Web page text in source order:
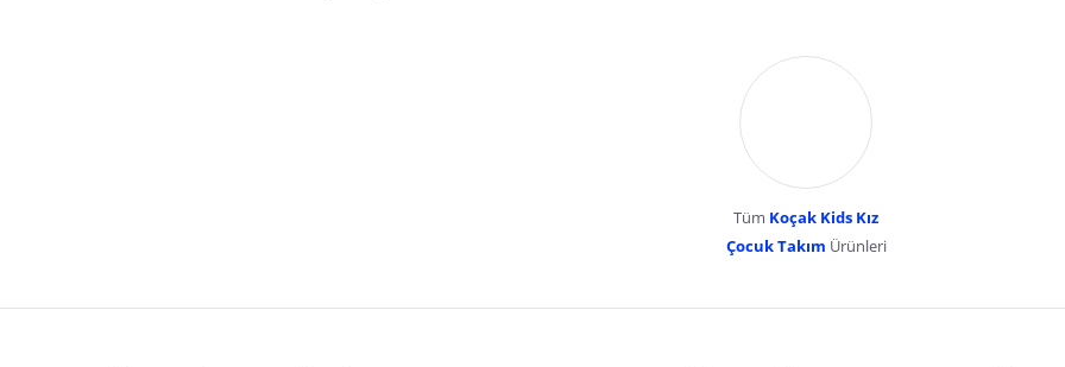
Makinede 30 Derecede Yıkama Önerilir.
Tüm Koçak Kids Kız
Çocuk Takım Ürünleri